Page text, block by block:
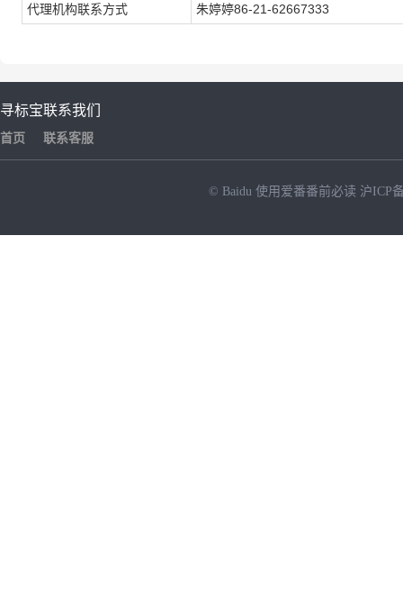
代理机构联系方式 朱婷婷86-21-62667333
寻标宝
首页
联系我们
联系客服
© Baidu 使用爱番番前必读 沪ICP